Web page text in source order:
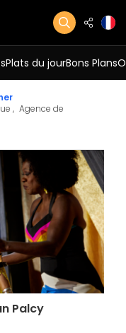
Plats du jourBons Plans
Agence de
Palcy